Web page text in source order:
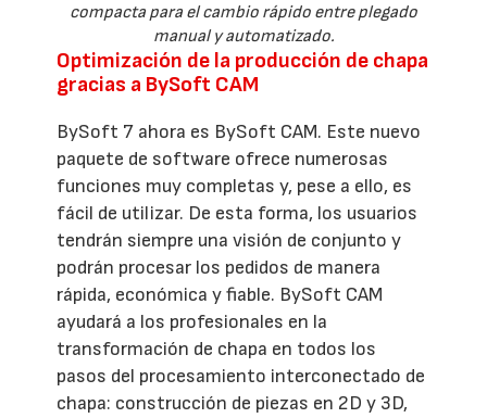
compacta para el cambio rápido entre plegado
manual y automatizado.
Optimización de la producción de chapa
gracias a BySoft CAM
BySoft 7 ahora es BySoft CAM. Este nuevo
paquete de software ofrece numerosas
funciones muy completas y, pese a ello, es
fácil de utilizar. De esta forma, los usuarios
tendrán siempre una visión de conjunto y
podrán procesar los pedidos de manera
rápida, económica y fiable. BySoft CAM
ayudará a los profesionales en la
transformación de chapa en todos los
pasos del procesamiento interconectado de
chapa: construcción de piezas en 2D y 3D,